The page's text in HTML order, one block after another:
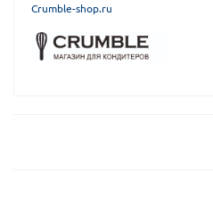
Crumble-shop.ru